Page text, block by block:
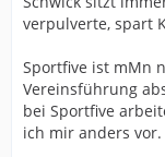
verpulverte, spart
Sportfive ist mMn
Vereinsführung
bei Sportfive
ich mir anders vor.